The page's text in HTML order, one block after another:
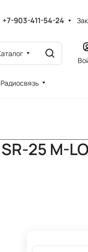
+7-903-411-54-24
Радиосвязь
25 M-